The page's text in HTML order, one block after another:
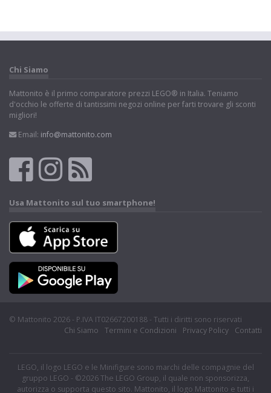
Chi Siamo
Mattonito è il primo comparatore prezzi LEGO® in Italia. Teniamo
d'occhio le offerte di tantissimi negozi online per farti trovare gli sconti
migliori!
Email: info@mattonito.com
Usa Mattonito sul tuo smartphone!
© Mattonito 2026 - P.IVA IT02667200188 - Tutti i diritti sono riservati
Chi Siamo
Termini e Condizioni Privacy Policy Contatti
LEGO, il logo LEGO e le Minifigure sono marchi delle compagnie del
gruppo LEGO - ©2026 The LEGO Group, il quale non sponsorizza,
autorizza o supporta questo sito. Mattonito, il logo Mattonito e tutti i